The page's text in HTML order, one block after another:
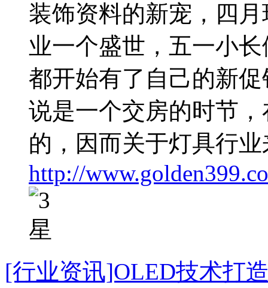
装饰资料的新宠，四
业一个盛世，五一小
都开始有了自己的新
说是一个交房的时节
的，因而关于灯具行
http://
[行业资讯]OLED技术打